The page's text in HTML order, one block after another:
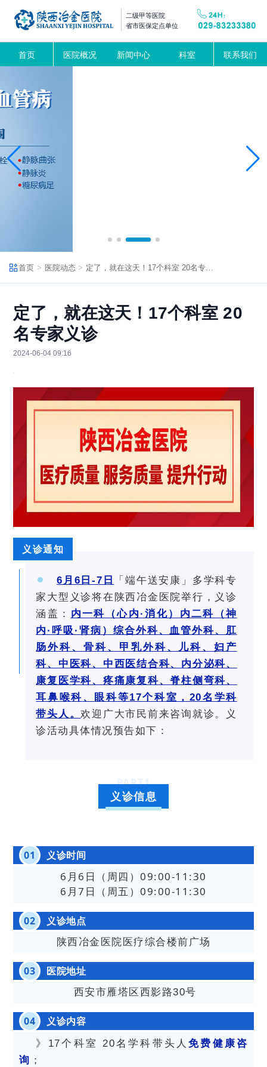
二级甲等医院
省市医保定点单位
首页 医院概况 新闻中心 科室 联系我们
首页 医院动态
定了，就在这天！17个科室 20
名专家义诊
2024-06-04 09:16
义诊通知
6月6日-7日
「端午送安康」多学科专
家大型义诊将在陕西冶金医院举行，义诊
涵盖： 内一科（心内·消化）内二科（神
内·呼吸·肾病）综合外科、血管外科、 肛
肠外科、骨科、 甲乳外科、 儿科、妇产
科、 中医科、 中西医结合科、 内分泌科、
康复医学科、 疼痛康复科、脊柱侧弯科、
耳鼻喉科、 眼科等17个科室，20名学科
带头人。欢迎 广大市民前来咨询就诊。
义
诊活动具体情况预告如下：
PART1
义诊信息
01 义诊时间
6月6日（周四）09:00-11:30
6月7日（周五）09:00-11:30
02 义诊地点
陕西冶金医院医疗综合楼前广场
03 医院地址
西安市雁塔区西影路30号
04 义诊内容
》17个科室 20名学科带头人免费健康咨
询 ；